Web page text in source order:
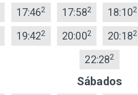
17:462 17:582 18:102
19:422 20:002 20:182
22:282
Sábados